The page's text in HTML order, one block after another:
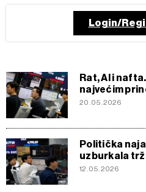
Login/
Rat, AI i
najvećim
20.05.2026
Politička
uzburkala
12.05.2026